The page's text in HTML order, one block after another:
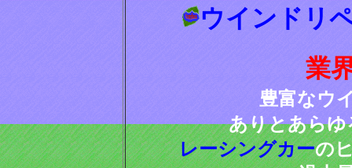
ウインドリ
業
豊富なウ
ありとあら
レーシングカーの